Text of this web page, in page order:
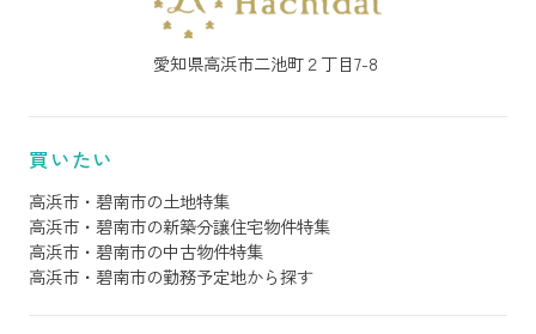
愛知県高浜市二池町２丁目7-8
買いたい
高浜市・碧南市の土地特集
高浜市・碧南市の新築分譲住宅物件特集
高浜市・碧南市の中古物件特集
高浜市・碧南市の勤務予定地から探す